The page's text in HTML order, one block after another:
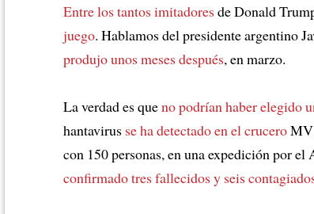
Entre los tantos imitadoresde Donald
juego. Hablamos del presidente argentino
produjo unos meses después, en marzo.
La verdad es queno podrían haber elegido
hantavirus se ha detectado en el cruceroMV
con 150 personas, en una expedición por el
confirmado tres fallecidos y seis